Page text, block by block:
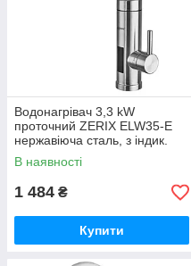
Водонагрівач 3,3 kW
проточний ZERIX ELW35-E
нержавіюча сталь, з індик.
темп., на мийку (ZX5576)
В наявності
1 484 ₴
Купити